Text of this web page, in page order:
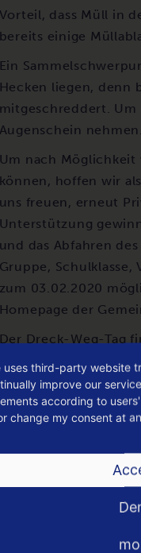
Vorteil, dass Müll in
bereits einige
Ein
Hecken liegen, denn
mitgeschreddert.
Augenschein nehmen.
Um nach Möglichkeit
können, hoffen wir
uns freuen, erneut
Unterstützung
und das Abfahren
Gruppe,
zum 03.02.2020
Homepage der
Der Dreck-Weg-Tag
der Aktion (ab 16.00
Der
Die Besprechung
18.00 Uhr im
sind.
Sachbearbeiterin im
330 oder per Mail an
uses third-party website
improve our
according to
change my consent at